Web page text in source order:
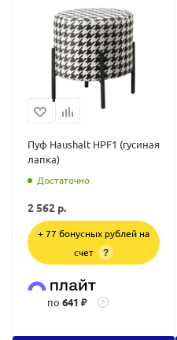
Пуф Haushalt HPF1 (гусиная
лапка)
Достаточно
2 562 р.
+ 77 бонусных рублей на
счет
?
по 641 ₽ ?